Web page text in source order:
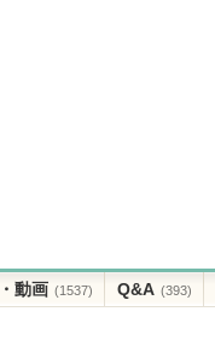
動画 (1537) Q&A (393)